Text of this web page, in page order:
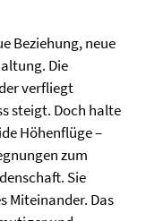
Beziehung, neue
Die
verfliegt
steigt. Doch halte
Höhenflüge –
zum
Sie
Miteinander. Das